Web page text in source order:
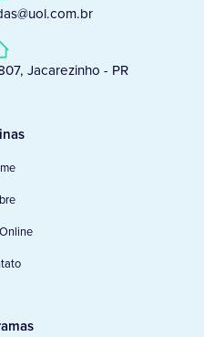
Jacarezinho - PR